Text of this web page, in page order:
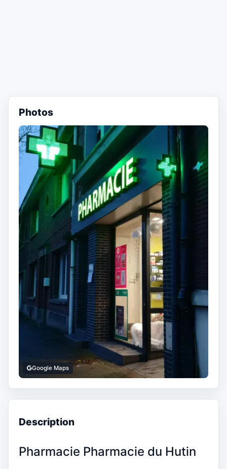
Photos
Google Maps
Description
Pharmacie Pharmacie du Hutin